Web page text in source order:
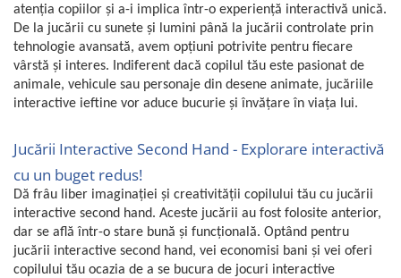
atenția copiilor și a-i implica într-o experiență interactivă unică.
De la jucării cu sunete și lumini până la jucării controlate prin
tehnologie avansată, avem opțiuni potrivite pentru fiecare
vârstă și interes. Indiferent dacă copilul tău este pasionat de
animale, vehicule sau personaje din desene animate, jucăriile
interactive ieftine vor aduce bucurie și învățare în viața lui.
Jucării Interactive Second Hand - Explorare interactivă
cu un buget redus!
Dă frâu liber imaginației și creativității copilului tău cu jucării
interactive second hand. Aceste jucării au fost folosite anterior,
dar se află într-o stare bună și funcțională. Optând pentru
jucării interactive second hand, vei economisi bani și vei oferi
copilului tău ocazia de a se bucura de jocuri interactive